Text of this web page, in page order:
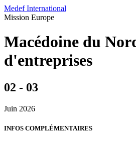
Medef International
Mission Europe
Macédoine du
d'entreprises
02 - 03
Juin 2026
INFOS COMPLÉMENTAIRES